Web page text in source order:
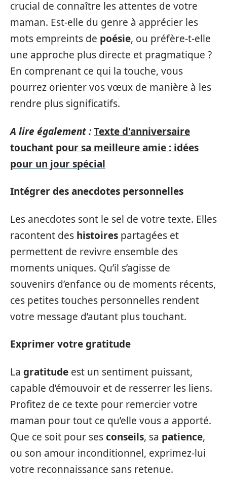
crucial de connaître les attentes de votre
maman. Est-elle du genre à apprécier les
mots empreints de poésie, ou préfère-t-elle
une approche plus directe et pragmatique ?
En comprenant ce qui la touche, vous
pourrez orienter vos vœux de manière à les
rendre plus significatifs.
A lire également :Texte d'anniversaire
touchant pour sa meilleure amie : idées
pour un jour spécial
Intégrer des anecdotes personnelles
Les anecdotes sont le sel de votre texte. Elles
racontent des histoires partagées et
permettent de revivre ensemble des
moments uniques. Qu’il s’agisse de
souvenirs d’enfance ou de moments récents,
ces petites touches personnelles rendent
votre message d’autant plus touchant.
Exprimer votre gratitude
La gratitude est un sentiment puissant,
capable d’émouvoir et de resserrer les liens.
Profitez de ce texte pour remercier votre
maman pour tout ce qu’elle vous a apporté.
Que ce soit pour sesconseils, sa patience,
ou son amour inconditionnel, exprimez-lui
votre reconnaissance sans retenue.